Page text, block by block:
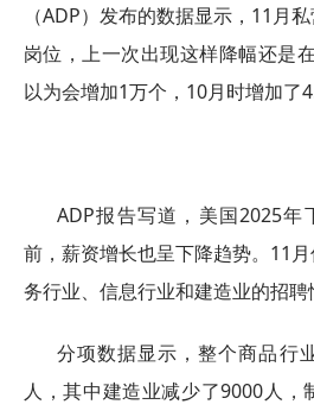
（ADP）发布的数据显示，11月
岗位，上一次出现这样降幅还是
以为会增加1万个，10月时增加了
ADP报告写道，美国2025年
前，薪资增长也呈下降趋势。11
务行业、信息行业和建造业的招聘
分项数据显示，整个商品行
人，其中建造业减少了9000人，